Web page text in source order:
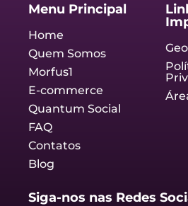
Menu Principal
Home
Quem Somos
Morfus1
E-commerce
Quantum Social
FAQ
Contatos
Blog
Siga-nos nas Redes